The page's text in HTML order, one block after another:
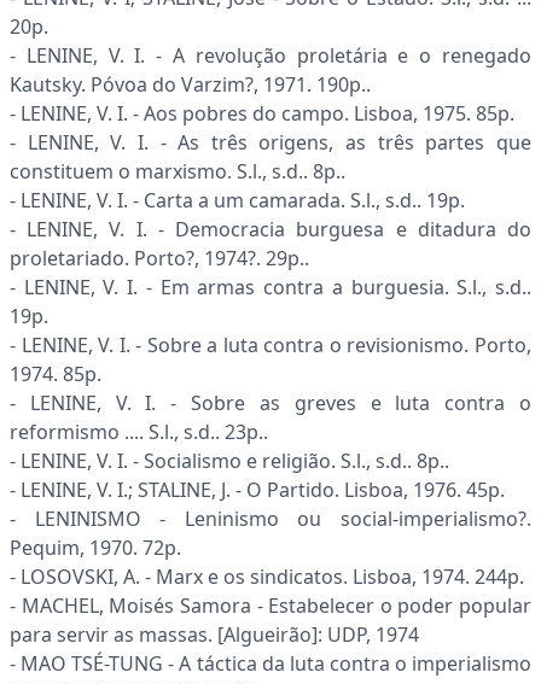
20p.
- LENINE, V. I. - A revolução proletária e o renegado
Kautsky. Póvoa do Varzim?, 1971. 190p..
- LENINE, V. I. - Aos pobres do campo. Lisboa, 1975. 85p.
- LENINE, V. I. - As três origens, as três partes que
constituem o marxismo. S.l., s.d.. 8p..
- LENINE, V. I. - Carta a um camarada. S.l., s.d.. 19p.
- LENINE, V. I. - Democracia burguesa e ditadura do
proletariado. Porto?, 1974?. 29p..
- LENINE, V. I. - Em armas contra a burguesia. S.l., s.d..
19p.
- LENINE, V. I. - Sobre a luta contra o revisionismo. Porto,
1974. 85p.
- LENINE, V. I. - Sobre as greves e luta contra o
reformismo .... S.l., s.d.. 23p..
- LENINE, V. I. - Socialismo e religião. S.l., s.d.. 8p..
- LENINE, V. I.; STALINE, J. - O Partido. Lisboa, 1976. 45p.
- LENINISMO - Leninismo ou social-imperialismo?.
Pequim, 1970. 72p.
- LOSOVSKI, A. - Marx e os sindicatos. Lisboa, 1974. 244p.
- MACHEL, Moisés Samora - Estabelecer o poder popular
para servir as massas. [Algueirão]: UDP, 1974
- MAO TSÉ-TUNG - A táctica da luta contra o imperialismo